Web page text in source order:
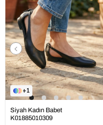
1
Siyah Kadın Babet
K01885010309